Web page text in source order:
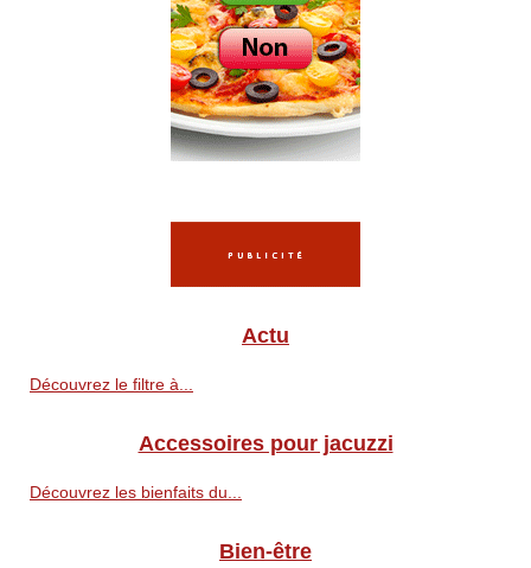
Actu
Découvrez le filtre à...
Accessoires pour jacuzzi
Découvrez les bienfaits du...
Bien-être